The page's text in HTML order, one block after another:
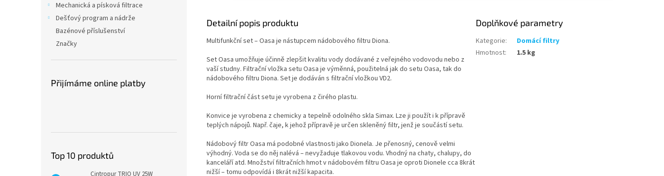
Mechanická a písková filtrace
Dešťový program a nádrže
Bazénové příslušenství
Značky
Přijímáme online platby
Top 10 produktů
Cintropur TRIO UV 25W
Detailní popis produktu
Multifunkční set – Oasa je nástupcem nádobového filtru Diona.
Set Oasa umožňuje účinně zlepšit kvalitu vody dodávané z veřejného vodovodu nebo z
vaší studny. Filtrační vložka setu Oasa je výměnná, použitelná jak do setu Oasa, tak do
nádobového filtru Diona. Set je dodáván s filtrační vložkou VD2.
Horní filtrační část setu je vyrobena z čirého plastu.
Konvice je vyrobena z chemicky a tepelně odolného skla Simax. Lze ji použít i k přípravě
teplých nápojů. Např. čaje, k jehož přípravě je určen skleněný filtr, jenž je součástí setu.
Nádobový filtr Oasa má podobné vlastnosti jako Dionela. Je přenosný, cenově velmi
výhodný. Voda se do něj nalévá – nevyžaduje tlakovou vodu. Vhodný na chaty, chalupy, do
kanceláří atd. Množství filtračních hmot v nádobovém filtru Oasa je oproti Dionele cca 8krát
nižší – tomu odpovídá i 8krát nižší kapacita.
Doplňkové parametry
Kategorie:
Domácí filtry
Hmotnost: 1.5 kg